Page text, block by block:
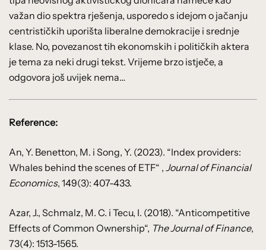
važan dio spektra rješenja, usporedo s idejom o jačanju
centrističkih uporišta liberalne demokracije i srednje
klase. No, povezanost tih ekonomskih i političkih aktera
je tema za neki drugi tekst. Vrijeme brzo istječe, a
odgovora još uvijek nema…
Reference:
An, Y. Benetton, M. i Song, Y. (2023). “Index providers:
Whales behind the scenes of ETF“ , Journal of Financial
Economics, 149(3): 407-433.
Azar, J., Schmalz, M. C. i Tecu, I. (2018). “Anticompetitive
Effects of Common Ownership“, The Journal of Finance,
73(4): 1513-1565.